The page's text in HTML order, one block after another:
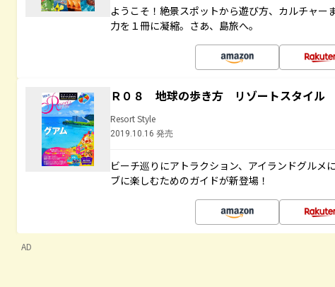
ようこそ！絶景スポットから遊び方、カルチャー
力を１冊に凝縮。さあ、島旅へ。
Ｒ０８ 地球の歩き方 リゾートスタイル
Resort Style
2019.10.16 発売
ビーチ巡りにアトラクション、アイランドグルメ
ブに楽しむためのガイドが新登場！
AD